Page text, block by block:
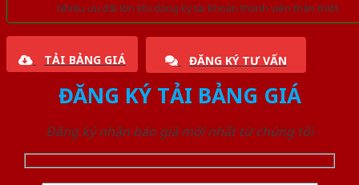
Nhiều ưu đãi lớn khi đăng ký tài khoản thành viên thân thiết
TẢI BẢNG GIÁ ĐĂNG KÝ TƯ VẤN
ĐĂNG KÝ TẢI BẢNG GIÁ
Đăng ký nhận báo giá mới nhất từ chúng tôi